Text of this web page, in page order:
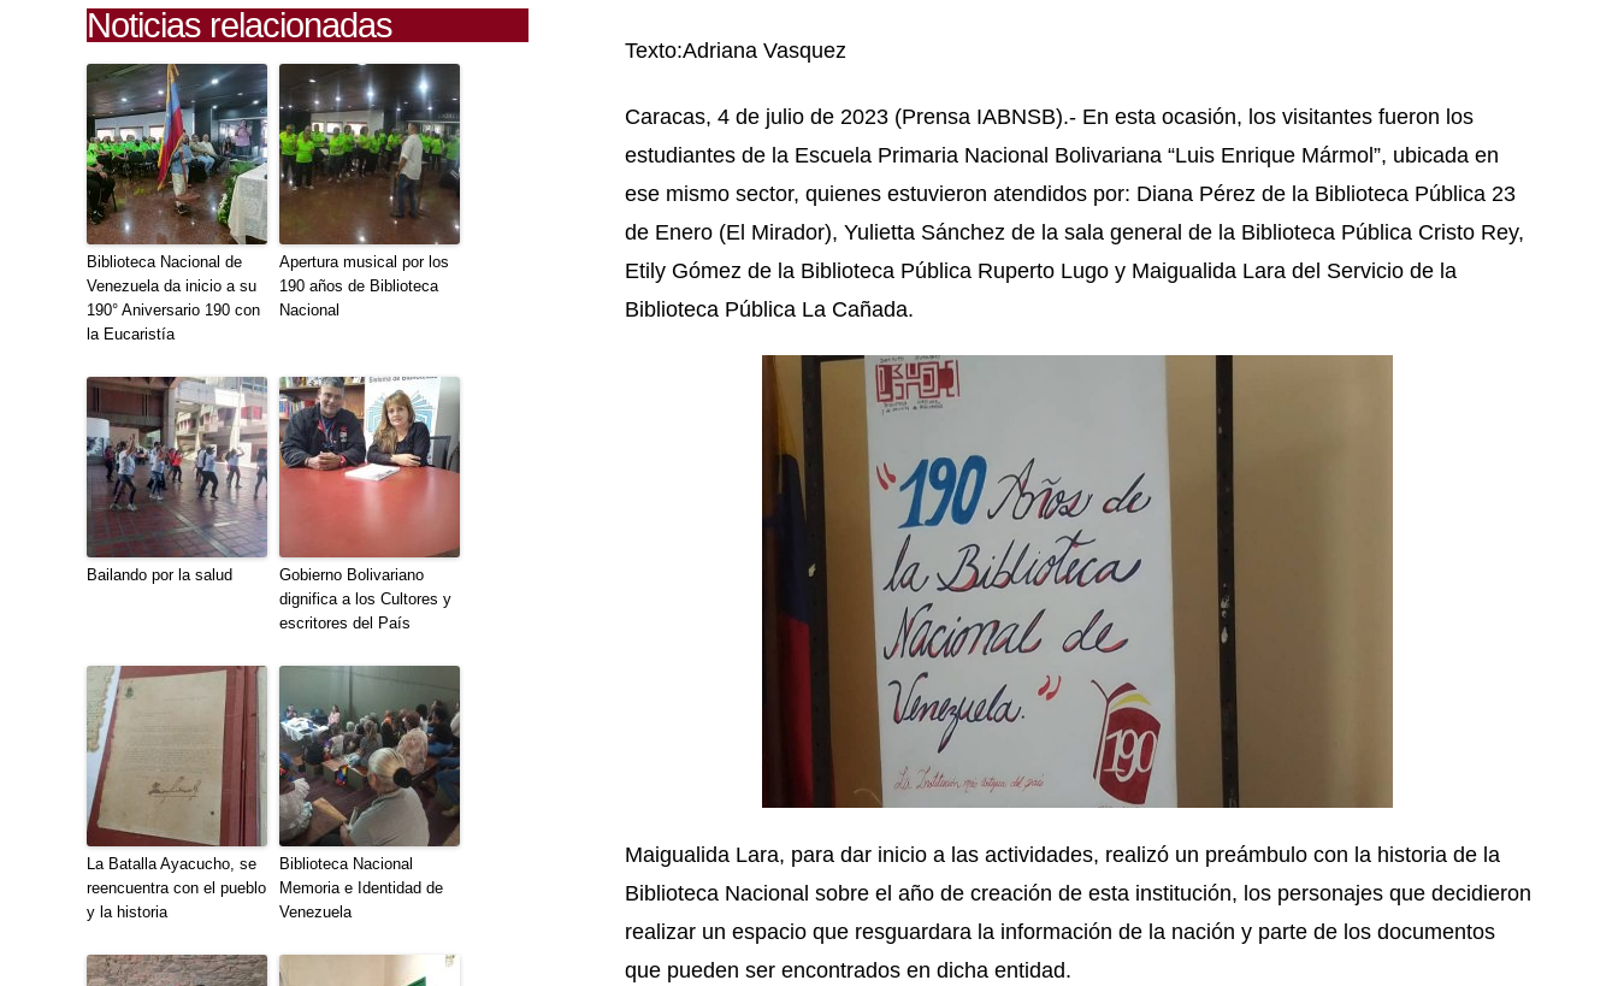
Noticias relacionadas
Biblioteca Nacional de
Venezuela da inicio a su
190° Aniversario 190 con
la Eucaristía
Apertura musical por los
190 años de Biblioteca
Nacional
Bailando por la salud
Gobierno Bolivariano
dignifica a los Cultores y
escritores del País
La Batalla Ayacucho, se
reencuentra con el pueblo
y la historia
Biblioteca Nacional
Memoria e Identidad de
Venezuela
Texto:Adriana Vasquez
Caracas, 4 de julio de 2023 (Prensa IABNSB).- En esta ocasión, los visitantes fueron los
estudiantes de la Escuela Primaria Nacional Bolivariana “Luis Enrique Mármol”, ubicada en
ese mismo sector, quienes estuvieron atendidos por: Diana Pérez de la Biblioteca Pública 23
de Enero (El Mirador), Yulietta Sánchez de la sala general de la Biblioteca Pública Cristo Rey,
Etily Gómez de la Biblioteca Pública Ruperto Lugo y Maigualida Lara del Servicio de la
Biblioteca Pública La Cañada.
Maigualida Lara, para dar inicio a las actividades, realizó un preámbulo con la historia de la
Biblioteca Nacional sobre el año de creación de esta institución, los personajes que decidieron
realizar un espacio que resguardara la información de la nación y parte de los documentos
que pueden ser encontrados en dicha entidad.